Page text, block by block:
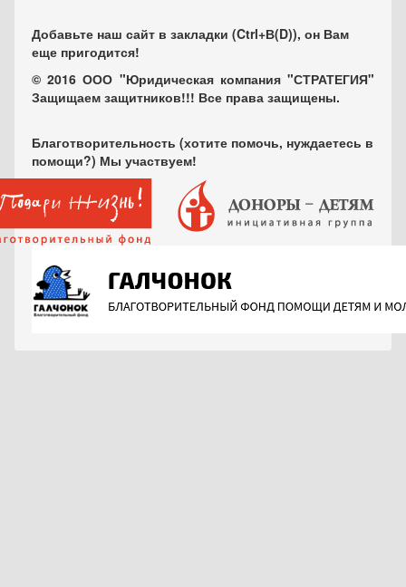
Добавьте наш сайт в закладки (Ctrl+В(D)), он Вам
еще пригодится!
© 2016 ООО "Юридическая компания "СТРАТЕГИЯ"
Защищаем защитников!!! Все права защищены.
Благотворительность (хотите помочь, нуждаетесь в
помощи?) Мы участвуем!